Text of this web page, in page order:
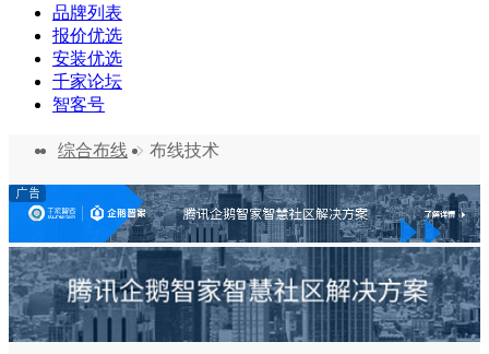
品牌列表
报价优选
安装优选
千家论坛
智客号
综合布线 布线技术